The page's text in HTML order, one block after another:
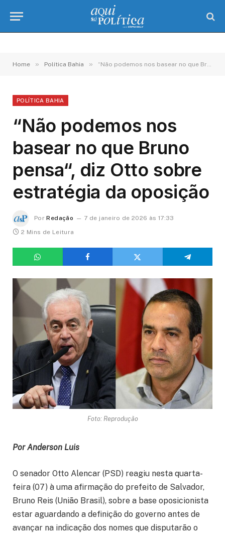
Home » Política Bahia » “Não podemos nos basear no que Bruno pensa“, diz Otto sobre estratégia da oposição
POLÍTICA BAHIA
“Não podemos nos
basear no que Bruno
pensa“, diz Otto sobre
estratégia da oposição
Por Redação
7 de janeiro de 2026 às 17:33
2 Mins de Leitura
Foto: Reprodução
Por Anderson Luis
O senador Otto Alencar (PSD) reagiu nesta quarta-
feira (07) à uma afirmação do prefeito de Salvador,
Bruno Reis (União Brasil), sobre a base oposicionista
estar aguardando a definição do governo antes de
avançar na indicação dos nomes que disputarão o